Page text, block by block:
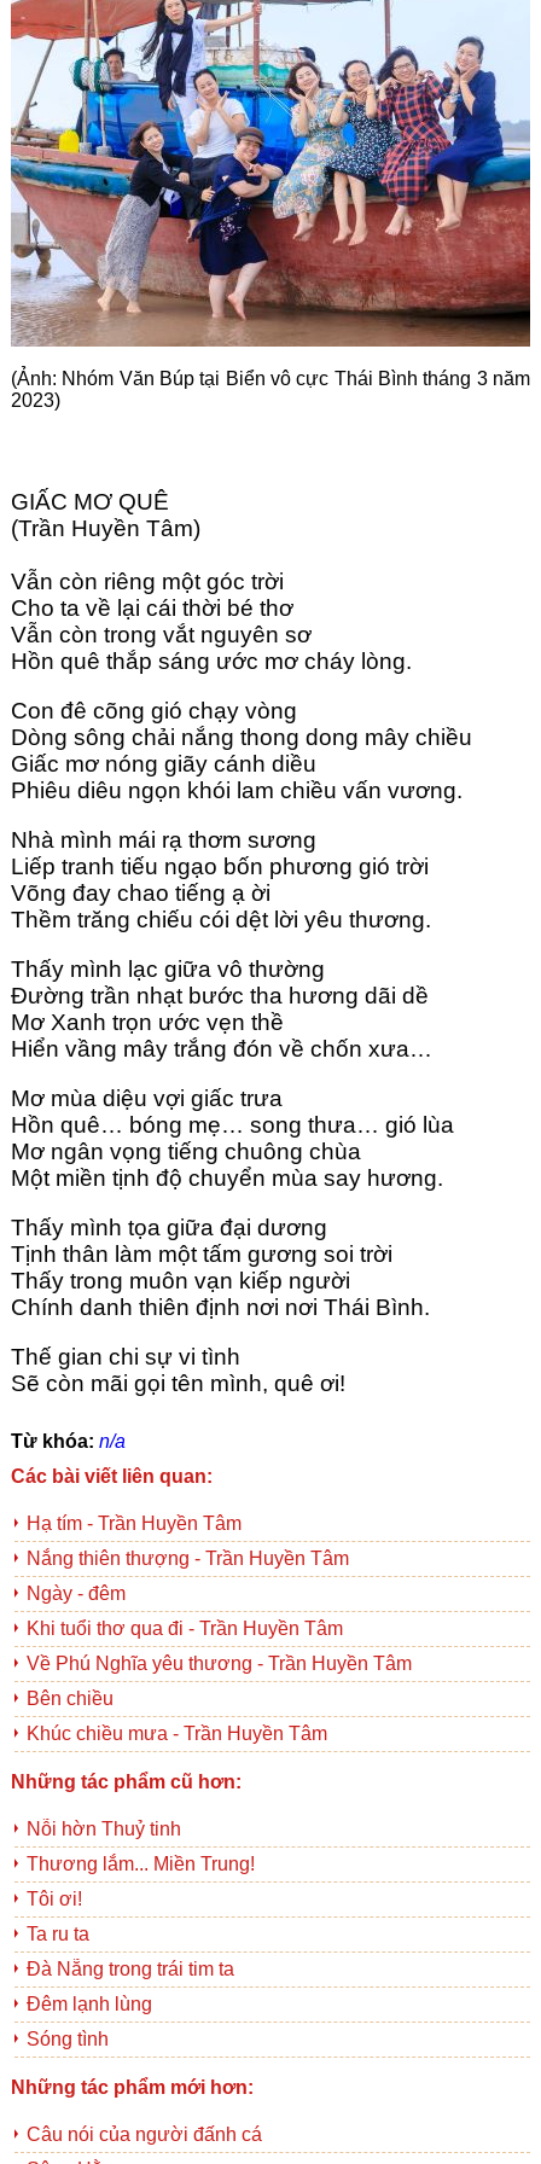
Góc chia sẻ
Liên hệ
Tìm kiếm
(Ảnh: Nhóm Văn Búp tại Biển vô cực Thái Bình tháng 3 năm
2023)
GIẤC MƠ QUÊ
(Trần Huyền Tâm)
Vẫn còn riêng một góc trời
Cho ta về lại cái thời bé thơ
Vẫn còn trong vắt nguyên sơ
Hồn quê thắp sáng ước mơ cháy lòng.
Con đê cõng gió chạy vòng
Dòng sông chải nắng thong dong mây chiều
Giấc mơ nóng giãy cánh diều
Phiêu diêu ngọn khói lam chiều vấn vương.
Nhà mình mái rạ thơm sương
Liếp tranh tiếu ngạo bốn phương gió trời
Võng đay chao tiếng ạ ời
Thềm trăng chiếu cói dệt lời yêu thương.
Thấy mình lạc giữa vô thường
Đường trần nhạt bước tha hương dãi dề
Mơ Xanh trọn ước vẹn thề
Hiển vầng mây trắng đón về chốn xưa…
Mơ mùa diệu vợi giấc trưa
Hồn quê… bóng mẹ… song thưa… gió lùa
Mơ ngân vọng tiếng chuông chùa
Một miền tịnh độ chuyển mùa say hương.
Thấy mình tọa giữa đại dương
Tịnh thân làm một tấm gương soi trời
Thấy trong muôn vạn kiếp người
Chính danh thiên định nơi nơi Thái Bình.
Thế gian chi sự vi tình
Sẽ còn mãi gọi tên mình, quê ơi!
Từ khóa: n/a
Các bài viết liên quan:
Hạ tím - Trần Huyền Tâm
Nắng thiên thượng - Trần Huyền Tâm
Ngày - đêm
Khi tuổi thơ qua đi - Trần Huyền Tâm
Về Phú Nghĩa yêu thương - Trần Huyền Tâm
Bên chiều
Khúc chiều mưa - Trần Huyền Tâm
Những tác phẩm cũ hơn:
Nỗi hờn Thuỷ tinh
Thương lắm... Miền Trung!
Tôi ơi!
Ta ru ta
Đà Nẵng trong trái tim ta
Đêm lạnh lùng
Sóng tình
Những tác phẩm mới hơn:
Câu nói của người đấnh cá